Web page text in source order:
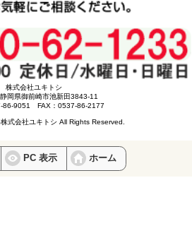
株式会社ユキトシ
岡県御前崎市池新田3843-11
86-9051 FAX：0537-86-2177
式会社ユキトシ All Rights Reserved.
PC 表示 ホーム